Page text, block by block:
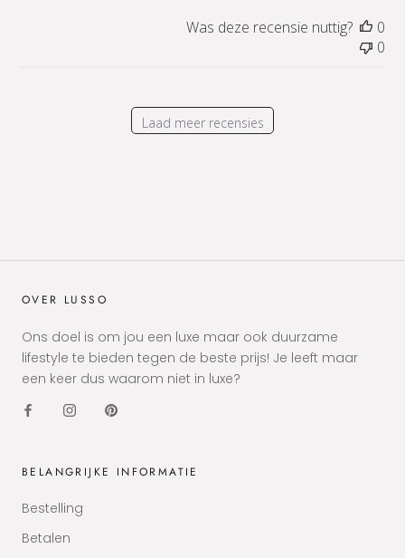
Was deze recensie nuttig?
0
0
Laad meer recensies
OVER LUSSO
Ons doel is om jou een luxe maar ook duurzame
lifestyle te bieden tegen de beste prijs! Je leeft maar
een keer dus waarom niet in luxe?
BELANGRIJKE INFORMATIE
Bestelling
Betalen